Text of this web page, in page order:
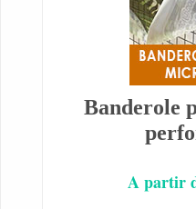
Banderole
A partir